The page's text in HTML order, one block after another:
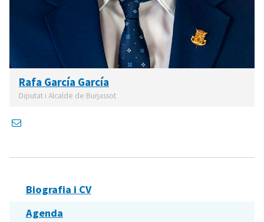
Rafa García García
Diputat i Alcalde de Burjassot
Biografia i CV
Agenda